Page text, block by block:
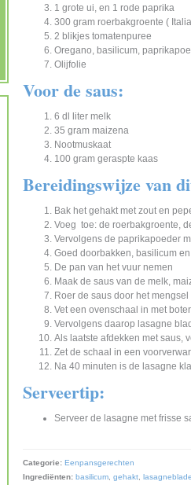
1 grote ui, en 1 rode paprika
300 gram roerbakgroente (
2 blikjes tomatenpuree
Oregano, basilicum,
Olijfolie
Voor de saus:
6 dl liter melk
35 gram maizena
Nootmuskaat
100 gram geraspte kaas
Bereidingswijze van
Bak het gehakt met zout en
Voeg toe: de roerbakgroente,
Vervolgens de paprikapoeder
Goed doorbakken, basilicum
De pan van het vuur nemen
Maak de saus van de melk,
Roer de saus door het
Vet een ovenschaal in met
Vervolgens daarop lasagne
Als laatste afdekken met saus,
Zet de schaal in een
Na 40 minuten is de lasagne
Serveertip:
Serveer de lasagne met frisse
Categorie: Eenpansgerechten
Ingrediënten: basilicum gehakt